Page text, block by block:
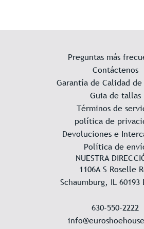
Preguntas más
Contáctenos
Garantía de Calidad de
Guia de tallas
Términos de
política de
Devoluciones e
Política de
NUESTRA
1106A S Roselle
Schaumburg, IL 60193
630-550-2222